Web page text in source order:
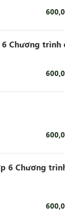
6 Chương trình
6 Chương